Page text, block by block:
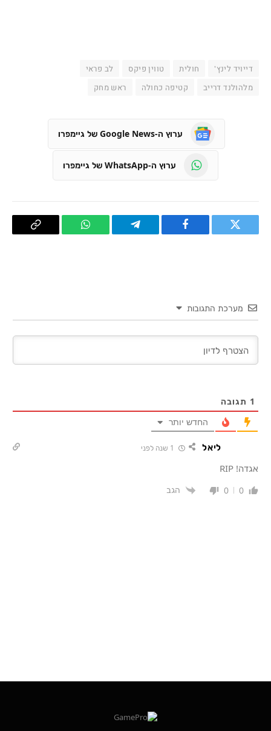
דייויד לינץ' חולית טווין פיקס
לב פראי
מלהולנד דרייב
קטיפה כחולה ראש מחק
ערוץ ה-Google News של גיימפרו
ערוץ ה-WhatsApp של גיימפרו
טוויטר פייסבוק Telegram
WhatsApp העתק
מערכת התגובות
1 תגובה
החדש יותר
ליאל
אגדה! RIP
0
0 הגב